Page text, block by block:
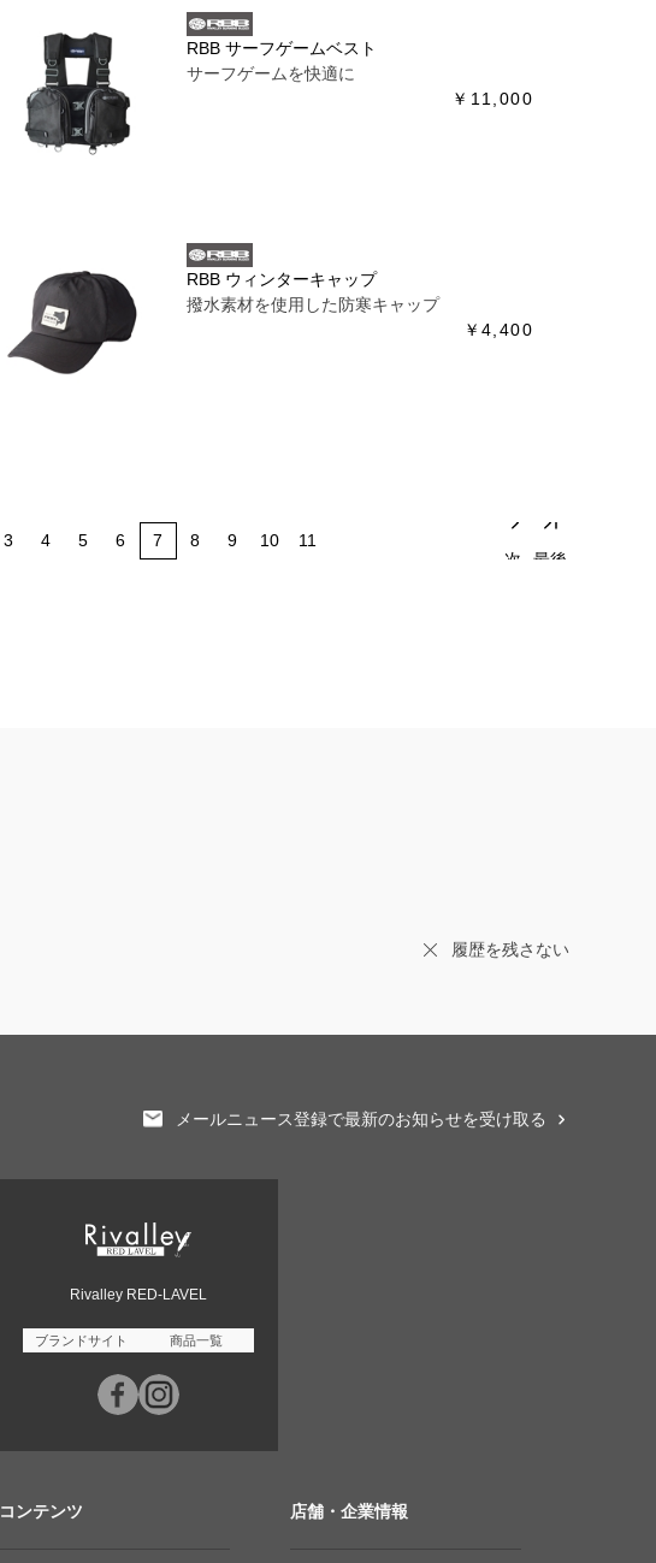
RBB サーフゲームベスト
サーフゲームを快適に
￥11,000
RBB ウィンターキャップ
撥水素材を使用した防寒キャップ
￥4,400
3 4 5 6 7 8 9 10
11
次
最後
履歴を残さない
メールニュース登録で最新のお知らせを受け取る
Rivalley RED-LAVEL
ブランドサイト 商品一覧
コンテンツ 店舗・企業情報